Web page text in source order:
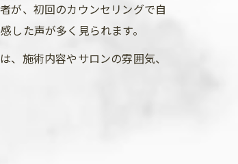
が、初回のカウンセリングで自
た声が多く見られます。
施術内容やサロンの雰囲気、